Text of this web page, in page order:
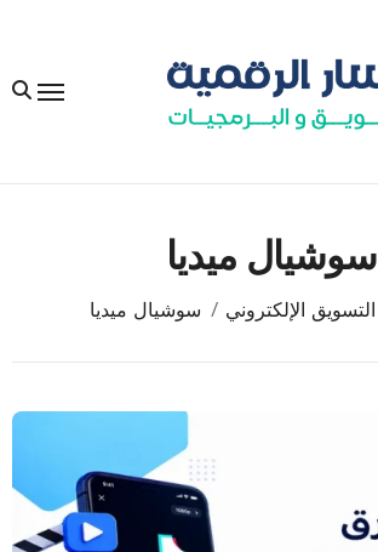
سوشيال ميديا
التسويق الإلكتروني سوشيال ميديا